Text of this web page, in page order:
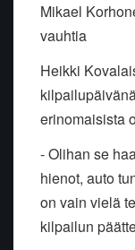
Mikael
vauhtia
Heikki
erinomaisista
- Olihan se
hienot, auto
on vain vielä
kilpailun